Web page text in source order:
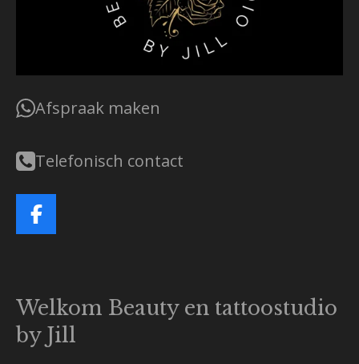
Afspraak maken
Telefonisch contact
F
a
b
o
o
Welkom Beauty en tattoostudio
by Jill